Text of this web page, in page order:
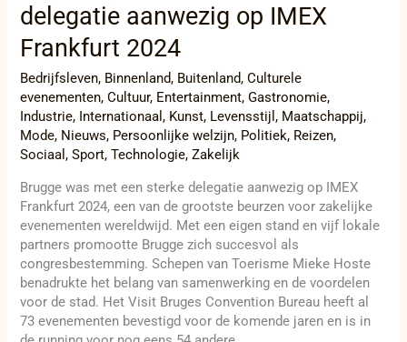
delegatie aanwezig op IMEX
Frankfurt 2024
Bedrijfsleven, Binnenland, Buitenland,Culturele
evenementen,Cultuur, Entertainment,Gastronomie,
Industrie, Internationaal, Kunst, Levensstijl, Maatschappij,
Mode, Nieuws, Persoonlijke welzijn, Politiek, Reizen,
Sociaal,Sport,Technologie,Zakelijk
Brugge was met een sterke delegatie aanwezig op IMEX
Frankfurt 2024, een van de grootste beurzen voor zakelijke
evenementen wereldwijd. Met een eigen stand en vijf lokale
partners promootte Brugge zich succesvol als
congresbestemming. Schepen van Toerisme Mieke Hoste
benadrukte het belang van samenwerking en de voordelen
voor de stad. Het Visit Bruges Convention Bureau heeft al
73 evenementen bevestigd voor de komende jaren en is in